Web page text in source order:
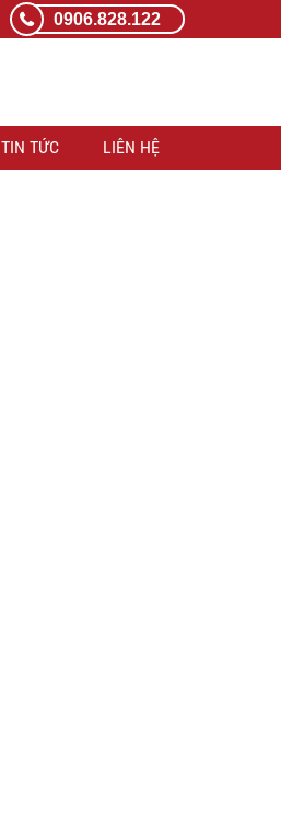
0906.828.122
TIN TỨC LIÊN HỆ